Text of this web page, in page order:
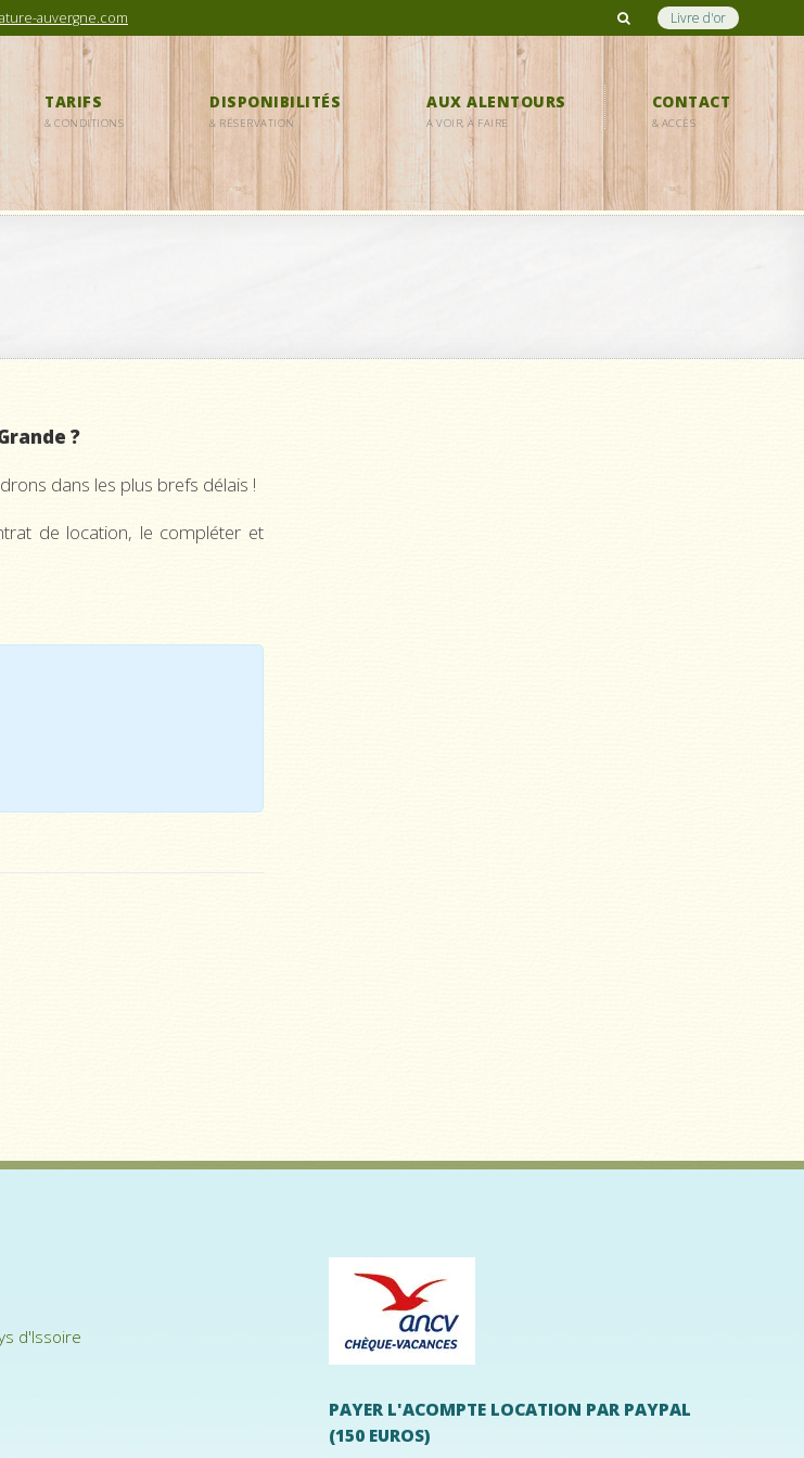
auvergne.com Livre d'or
TARIFS
& CONDITIONS
DISPONIBILITÉS
& RÉSERVATION
AUX ALENTOURS
A VOIR, À FAIRE
CONTACT
& ACCÈS
?
dans les plus brefs délais !
de location, le compléter et
d'Issoire
PAYER L'ACOMPTE LOCATION PAR PAYPAL
(150 EUROS)